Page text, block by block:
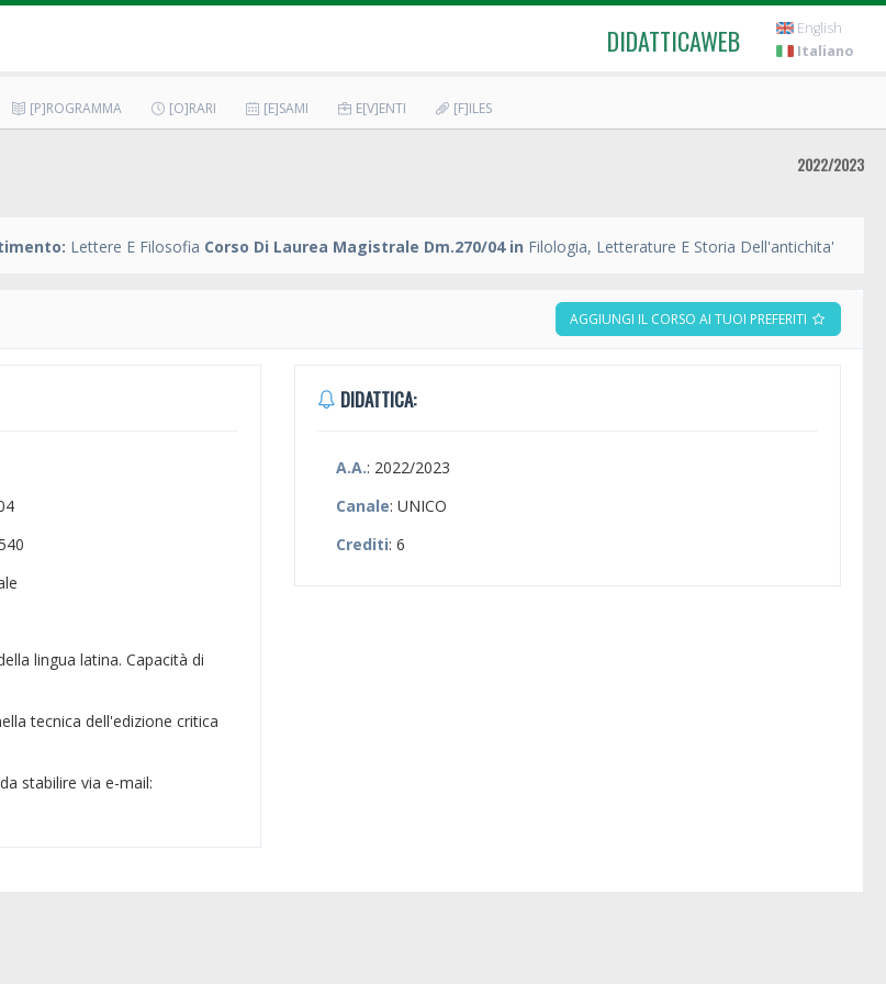
DIDATTICAWEB
English
Italiano
[P]ROGRAMMA [O]RARI [E]SAMI E[V]ENTI [F]ILES
2022/2023
Lettere E Filosofia Corso Di Laurea Magistrale Dm.270/04 in Filologia, Letterature E Storia Dell'antichita'
AGGIUNGI IL CORSO AI TUOI PREFERITI
lingua latina. Capacità di
tecnica dell'edizione critica
stabilire via e-mail:
DIDATTICA:
A.A.: 2022/2023
Canale: UNICO
Crediti: 6